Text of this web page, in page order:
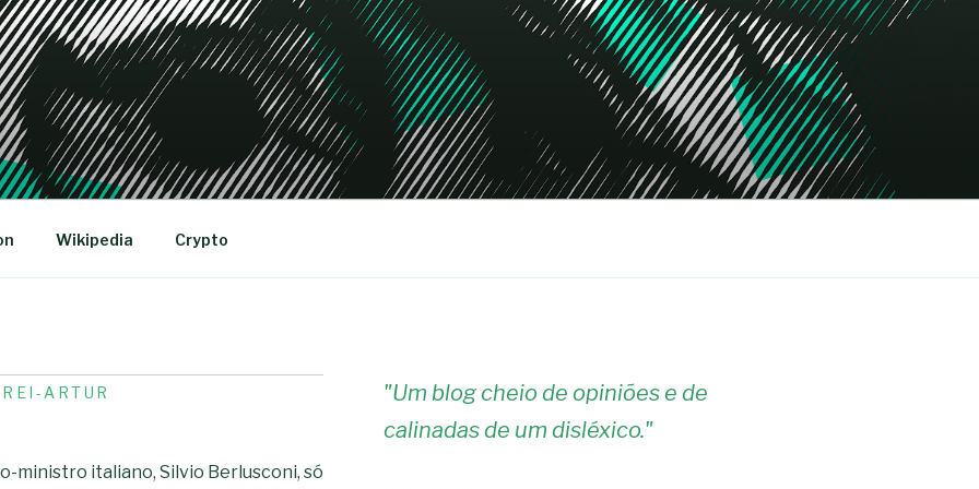
Wikipedia Crypto
REI-ARTUR
ministro italiano, Silvio Berlusconi, só
"Um blog cheio de opiniões e de
calinadas de um disléxico."